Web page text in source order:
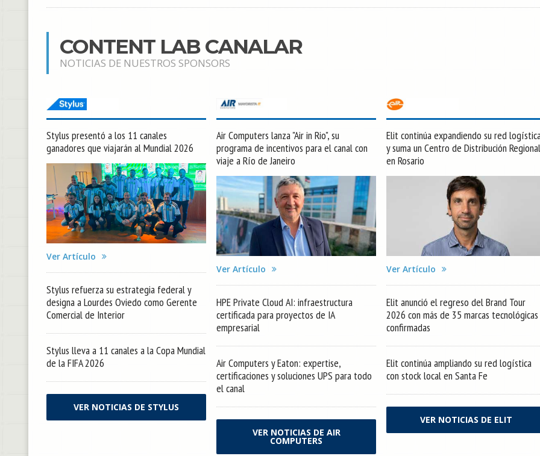
CONTENT LAB CANALAR
NOTICIAS DE NUESTROS SPONSORS
Stylus presentó a los 11 canales
ganadores que viajarán al Mundial 2026
Ver Artículo
Stylus refuerza su estrategia federal y
designa a Lourdes Oviedo como Gerente
Comercial de Interior
Stylus lleva a 11 canales a la Copa Mundial
de la FIFA 2026
VER NOTICIAS DE STYLUS
Air Computers lanza "Air in Rio", su
programa de incentivos para el canal con
viaje a Río de Janeiro
Ver Artículo
HPE Private Cloud AI: infraestructura
certificada para proyectos de IA
empresarial
Air Computers y Eaton: expertise,
certificaciones y soluciones UPS para todo
el canal
VER NOTICIAS DE AIR
COMPUTERS
Elit continúa expandiendo su red
y suma un Centro de Distribución Regional
en Rosario
Ver Artículo
Elit anunció el regreso del Brand Tour
2026 con más de 35 marcas tecnológicas
confirmadas
Elit continúa ampliando su red logística
con stock local en Santa Fe
VER NOTICIAS DE ELIT